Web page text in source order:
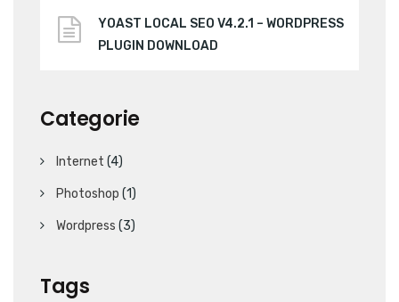
YOAST LOCAL SEO V4.2.1 – WORDPRESS
PLUGIN DOWNLOAD
Categorie
Internet (4)
Photoshop (1)
Wordpress (3)
Tags